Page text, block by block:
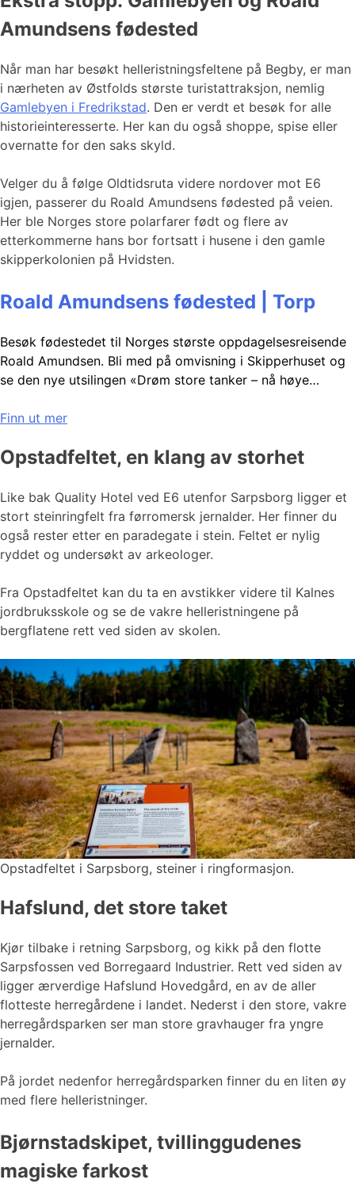
Amundsens fødested
Når man har besøkt helleristningsfeltene på Begby, er man
i nærheten av Østfolds største turistattraksjon, nemlig
Gamlebyen i Fredrikstad. Den er verdt et besøk for alle
historieinteresserte. Her kan du også shoppe, spise eller
overnatte for den saks skyld.
Velger du å følge Oldtidsruta videre nordover mot E6
igjen, passerer du Roald Amundsens fødested på veien.
Her ble Norges store polarfarer født og flere av
etterkommerne hans bor fortsatt i husene i den gamle
skipperkolonien på Hvidsten.
Roald Amundsens fødested | Torp
Besøk fødestedet til Norges største oppdagelsesreisende
Roald Amundsen. Bli med på omvisning i Skipperhuset og
se den nye utsilingen «Drøm store tanker – nå høye…
Finn ut mer
Opstadfeltet, en klang av storhet
Like bak Quality Hotel ved E6 utenfor Sarpsborg ligger et
stort steinringfelt fra førromersk jernalder. Her finner du
også rester etter en paradegate i stein. Feltet er nylig
ryddet og undersøkt av arkeologer.
Fra Opstadfeltet kan du ta en avstikker videre til Kalnes
jordbruksskole og se de vakre helleristningene på
bergflatene rett ved siden av skolen.
Opstadfeltet i Sarpsborg, steiner i ringformasjon.
Hafslund, det store taket
Kjør tilbake i retning Sarpsborg, og kikk på den flotte
Sarpsfossen ved Borregaard Industrier. Rett ved siden av
ligger ærverdige Hafslund Hovedgård, en av de aller
flotteste herregårdene i landet. Nederst i den store, vakre
herregårdsparken ser man store gravhauger fra yngre
jernalder.
På jordet nedenfor herregårdsparken finner du en liten øy
med flere helleristninger.
Bjørnstadskipet, tvillinggudenes
magiske farkost